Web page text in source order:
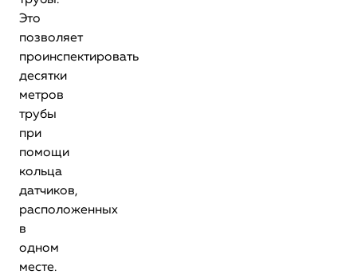
Это
позволяет
проинспектировать
десятки
метров
трубы
при
помощи
кольца
датчиков,
расположенных
в
одном
месте.